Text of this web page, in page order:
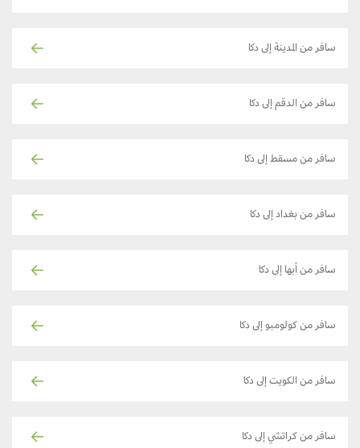
سافر من المدينة إلى دكا
سافر من الدقم إلى دكا
سافر من مسقط إلى دكا
سافر من بغداد إلى دكا
سافر من أبها إلى دكا
سافر من كولومبو إلى دكا
سافر من الكويت إلى دكا
سافر من كراتشي إلى دكا